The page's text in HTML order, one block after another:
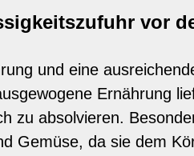
vor
und eine
Ernährung
zu absolvieren.
Gemüse, da sie dem